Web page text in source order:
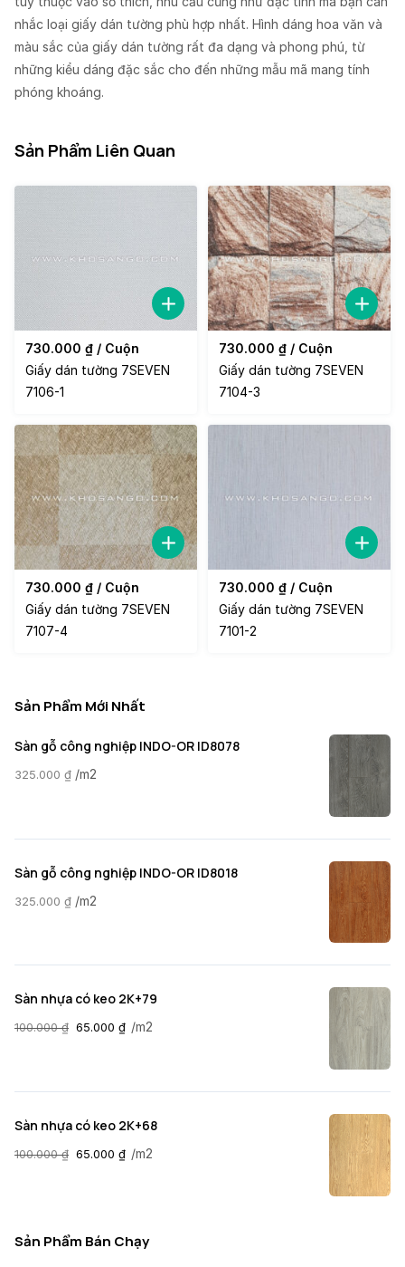
nhắc loại giấy dán tường phù hợp nhất. Hình dáng hoa văn và
màu sắc của giấy dán tường rất đa dạng và phong phú, từ
những kiểu dáng đặc sắc cho đến những mẫu mã mang tính
phóng khoáng.
Sản Phẩm Liên Quan
730.000 ₫ / Cuộn
Giấy dán tường 7SEVEN
7106-1
730.000 ₫ / Cuộn
Giấy dán tường 7SEVEN
7104-3
730.000 ₫ / Cuộn
Giấy dán tường 7SEVEN
7107-4
730.000 ₫ / Cuộn
Giấy dán tường 7SEVEN
7101-2
Sản Phẩm Mới Nhất
Sàn gỗ công nghiệp INDO-OR ID8078
325.000 ₫ /m2
Sàn gỗ công nghiệp INDO-OR ID8018
325.000 ₫ /m2
Sàn nhựa có keo 2K+79
100.000₫ 65.000 ₫ /m2
Sàn nhựa có keo 2K+68
100.000₫ 65.000 ₫ /m2
Sản Phẩm Bán Chạy